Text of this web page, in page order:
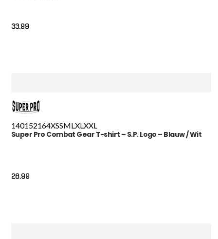
33.99
140152164XSSMLXLXXL
Super Pro Combat Gear T-shirt – S.P. Logo – Blauw / Wit
28.99